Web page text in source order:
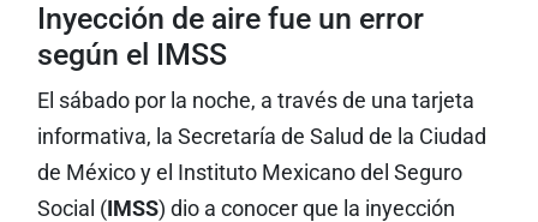
Inyección de aire fue un error
según el IMSS
El sábado por la noche, a través de una tarjeta
informativa, la Secretaría de Salud de la Ciudad
de México y el Instituto Mexicano del Seguro
Social (IMSS) dio a conocer que la inyección